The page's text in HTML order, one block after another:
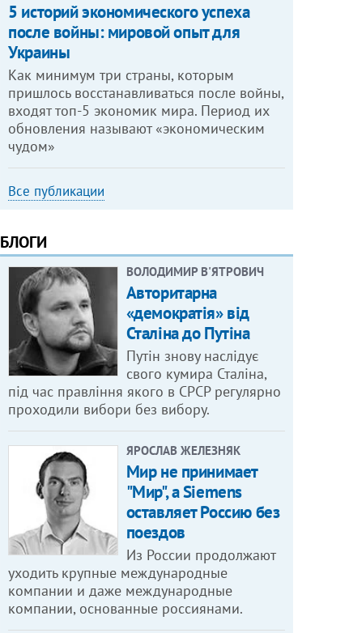
5 историй экономического успеха
после войны: мировой опыт для
Украины
Как минимум три страны, которым
пришлось восстанавливаться после войны,
входят топ-5 экономик мира. Период их
обновления называют «экономическим
чудом»
Все публикации
БЛОГИ
ВОЛОДИМИР В'ЯТРОВИЧ
Авторитарна
«демократія» від
Сталіна до Путіна
Путін знову наслідує
свого кумира Сталіна,
під час правління якого в СРСР регулярно
проходили вибори без вибору.
ЯРОСЛАВ ЖЕЛЕЗНЯК
Мир не принимает
"Мир", а Siemens
оставляет Россию без
поездов
Из России продолжают
уходить крупные международные
компании и даже международные
компании, основанные россиянами.